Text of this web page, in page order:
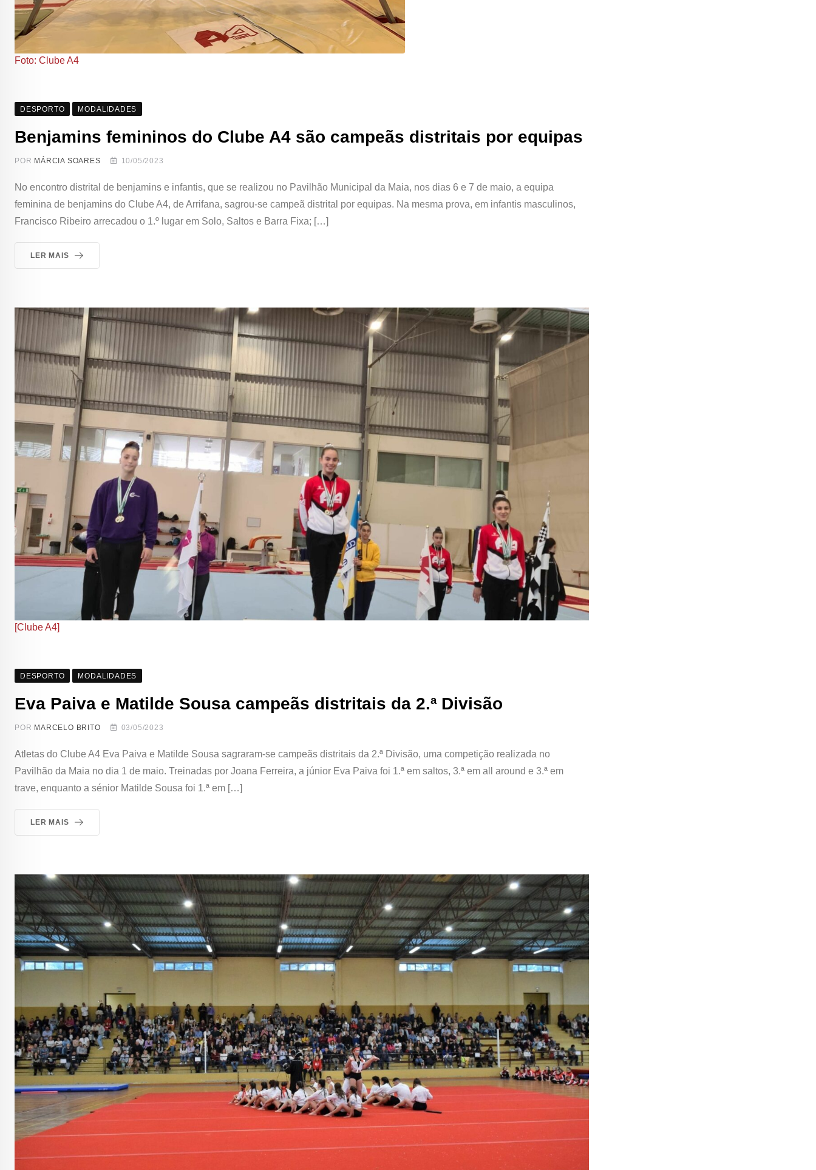
Foto: Clube A4
DESPORTO MODALIDADES
Benjamins femininos do Clube A4 são campeãs distritais por equipas
POR MÁRCIA SOARES 10/05/2023
No encontro distrital de benjamins e infantis, que se realizou no Pavilhão Municipal da Maia, nos dias 6 e 7 de maio, a equipa
feminina de benjamins do Clube A4, de Arrifana, sagrou-se campeã distrital por equipas. Na mesma prova, em infantis masculinos,
Francisco Ribeiro arrecadou o 1.º lugar em Solo, Saltos e Barra Fixa; […]
LER MAIS
[Clube A4]
DESPORTO MODALIDADES
Eva Paiva e Matilde Sousa campeãs distritais da 2.ª Divisão
POR MARCELO BRITO 03/05/2023
Atletas do Clube A4 Eva Paiva e Matilde Sousa sagraram-se campeãs distritais da 2.ª Divisão, uma competição realizada no
Pavilhão da Maia no dia 1 de maio. Treinadas por Joana Ferreira, a júnior Eva Paiva foi 1.ª em saltos, 3.ª em all around e 3.ª em
trave, enquanto a sénior Matilde Sousa foi 1.ª em […]
LER MAIS